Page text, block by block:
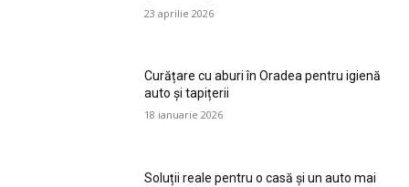
23 aprilie 2026
Curățare cu aburi în Oradea pentru igienă
auto și tapițerii
18 ianuarie 2026
Soluții reale pentru o casă și un auto mai